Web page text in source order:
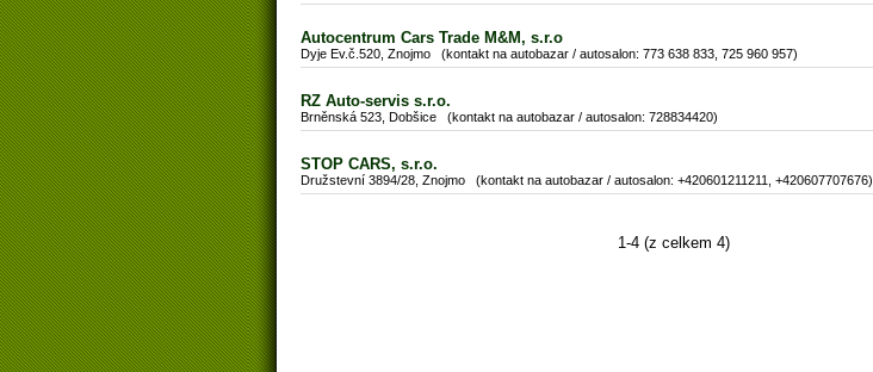
Autocentrum Cars Trade M&M, s.r.o
Dyje Ev.č.520, Znojmo (kontakt na autobazar / autosalon: 773 638 833, 725 960 957)
RZ Auto-servis s.r.o.
Brněnská 523, Dobšice (kontakt na autobazar / autosalon: 728834420)
STOP CARS, s.r.o.
Družstevní 3894/28, Znojmo (kontakt na autobazar / autosalon: +420601211211, +420607707676)
1-4 (z celkem 4)